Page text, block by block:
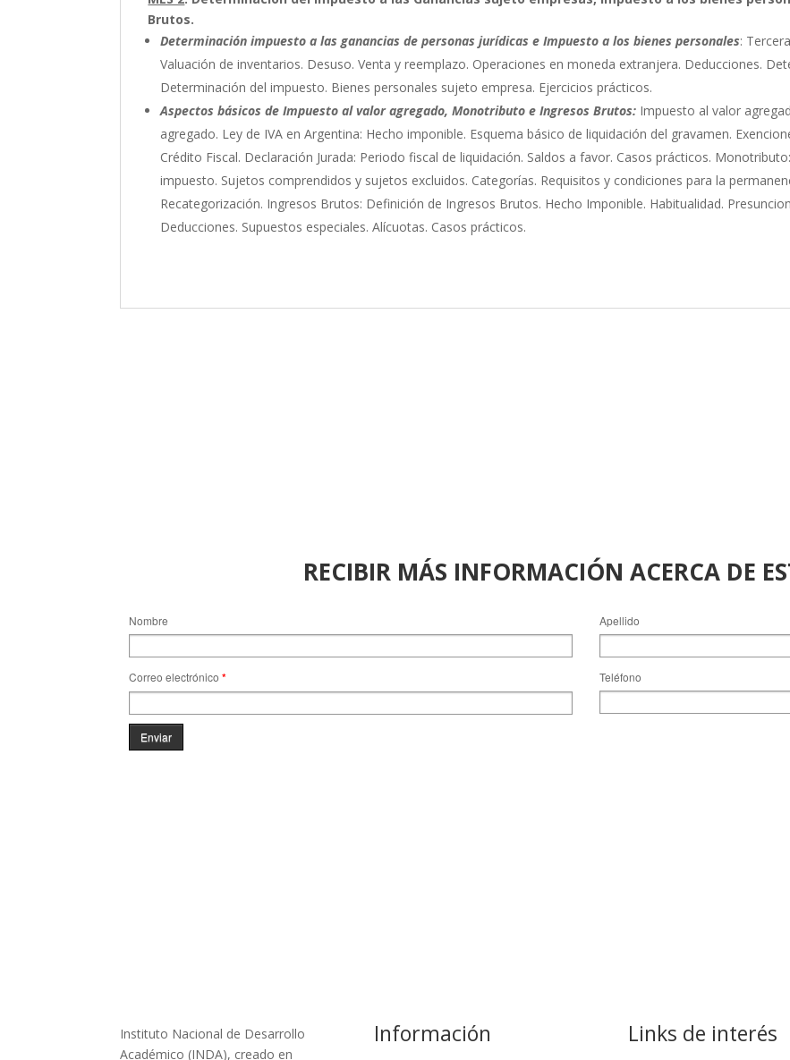
Brutos.
Determinación impuesto a las ganancias de personas jurídicas e Impuesto a los bienes personales:
Valuación de inventarios. Desuso. Venta y reemplazo. Operaciones en moneda extranjera. Deducciones.
Determinación del impuesto. Bienes personales sujeto empresa. Ejercicios prácticos.
Aspectos básicos de Impuesto al valor agregado, Monotributo e Ingresos Brutos: Impuesto al valor
agregado. Ley de IVA en Argentina: Hecho imponible. Esquema básico de liquidación del gravamen.
Crédito Fiscal. Declaración Jurada: Periodo fiscal de liquidación. Saldos a favor. Casos prácticos.
impuesto. Sujetos comprendidos y sujetos excluidos. Categorías. Requisitos y condiciones para la
Recategorización. Ingresos Brutos: Definición de Ingresos Brutos. Hecho Imponible. Habitualidad.
Deducciones. Supuestos especiales. Alícuotas. Casos prácticos.
RECIBIR MÁS INFORMACIÓN ACERCA DE
Nombre Apellido
Correo electrónico* Teléfono
Enviar
Instituto Nacional de Desarrollo
Académico (INDA), creado en
Información Links de interés